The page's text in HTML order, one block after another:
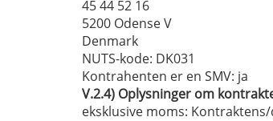
45 44 52 16
5200 Odense V
Denmark
NUTS-kode: DK031
Kontrahenten er en SMV: ja
V.2.4) Oplysninger om
eksklusive moms: